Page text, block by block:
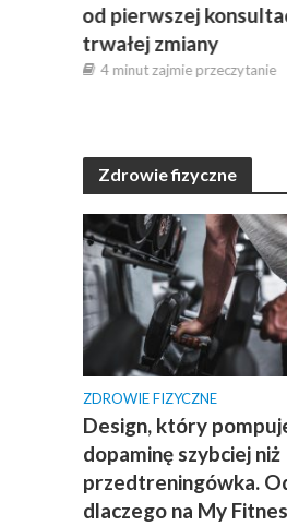
od pierwszej
trwałej zmiany
4 minut zajmie przeczytanie
Zdrowie fizyczne
ZDROWIE FIZYCZNE
Design, który
dopaminę szybciej niż
przedtreningówka.
dlaczego na My